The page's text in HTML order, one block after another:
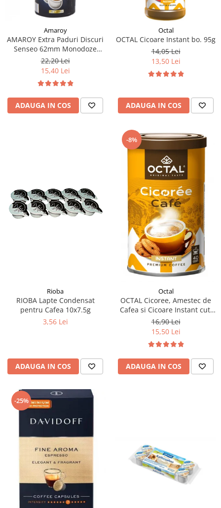
Amaroy
AMAROY Extra Paduri Discuri
Senseo 62mm Monodoze
20buc 140g
22,20 Lei
15,40 Lei
ADAUGA IN COS
Octal
OCTAL Cicoare Instant bo. 95g
14,05 Lei
13,50 Lei
ADAUGA IN COS
Rioba
RIOBA Lapte Condensat
pentru Cafea 10x7.5g
3,56 Lei
ADAUGA IN COS
-8%
Octal
OCTAL Cicoree, Amestec de
Cafea si Cicoare Instant cut.
100g
16,90 Lei
15,50 Lei
ADAUGA IN COS
-25%